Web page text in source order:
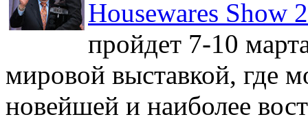
Housewares Show
пройдет 7-10
мировой выставкой, где
новейшей и наиболее